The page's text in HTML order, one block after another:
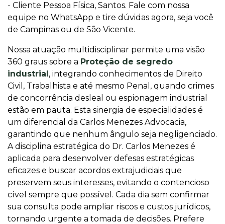
- Cliente Pessoa Física, Santos. Fale com nossa
equipe no WhatsApp e tire dúvidas agora, seja você
de Campinas ou de São Vicente.
Nossa atuação multidisciplinar permite uma visão
360 graus sobre a Proteção de segredo
industrial, integrando conhecimentos de Direito
Civil, Trabalhista e até mesmo Penal, quando crimes
de concorrência desleal ou espionagem industrial
estão em pauta. Esta sinergia de especialidades é
um diferencial da Carlos Menezes Advocacia,
garantindo que nenhum ângulo seja negligenciado.
A disciplina estratégica do Dr. Carlos Menezes é
aplicada para desenvolver defesas estratégicas
eficazes e buscar acordos extrajudiciais que
preservem seus interesses, evitando o contencioso
cível sempre que possível. Cada dia sem confirmar
sua consulta pode ampliar riscos e custos jurídicos,
tornando urgente a tomada de decisões. Prefere